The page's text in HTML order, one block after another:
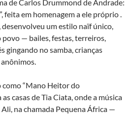
de Carlos Drummond de Andrade:
feita em homenagem a ele próprio .
desenvolveu um estilo naïf único,
— bailes, festas, terreiros,
gingando no samba, crianças
como “Mano Heitor do
casas de Tia Ciata, onde a música
na chamada Pequena África —